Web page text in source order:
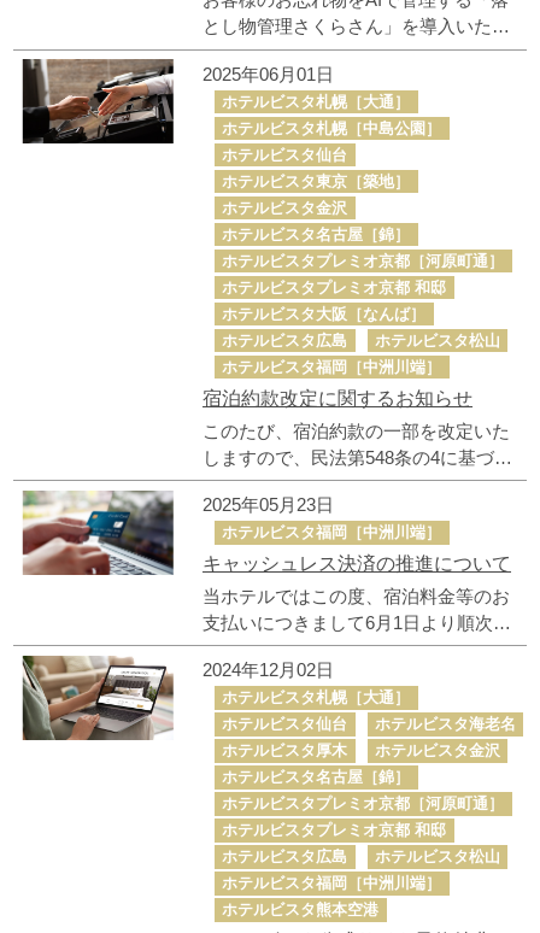
からのご予約をお薦めします。
とし物管理さくらさん」を導入いたし
ました。 24時間365日いつでも、ホテ
ルに保管されている遺失物の中から、
お客様のお忘れ物の所在をお問い合わ
せいただけます。
2025年06月01日
ホテルビスタ札幌［大通］
ホテルビスタ札幌［中島公園］
ホテルビスタ仙台
ホテルビスタ東京［築地］
ホテルビスタ金沢
ホテルビスタ名古屋［錦］
ホテルビスタプレミオ京都［河原町通］
ホテルビスタプレミオ京都 和邸
ホテルビスタ大阪［なんば］
ホテルビスタ広島
ホテルビスタ松山
ホテルビスタ福岡［中洲川端］
宿泊約款改定に関するお知らせ
このたび、宿泊約款の一部を改定いた
しますので、民法第548条の4に基づ
き、事前にご案内申し上げます。 改定
後の宿泊約款は、2025年8月1日（予
定）より適用開始いたします。
2025年05月23日
ホテルビスタ福岡［中洲川端］
キャッシュレス決済の推進について
当ホテルではこの度、宿泊料金等のお
支払いにつきまして6月1日より順次キ
ャッシュレス化を進め、原則として現
金の取り扱いを終了して参ります。 ご
理解とご協力を、何卒宜しくお願いい
たします。 At our hotel, starting from
June 1, 2025, we will gradually convert to
a cashless system for payment of room
charges, etc., and as a general rule, will
no longer accept cash. We appreciate
your understanding and cooperation.
2024年12月02日
ホテルビスタ札幌［大通］
ホテルビスタ仙台
ホテルビスタ海老名
ホテルビスタ厚木
ホテルビスタ金沢
ホテルビスタ名古屋［錦］
ホテルビスタプレミオ京都［河原町通］
ホテルビスタプレミオ京都 和邸
ホテルビスタ広島
ホテルビスタ松山
ホテルビスタ福岡［中洲川端］
ホテルビスタ熊本空港